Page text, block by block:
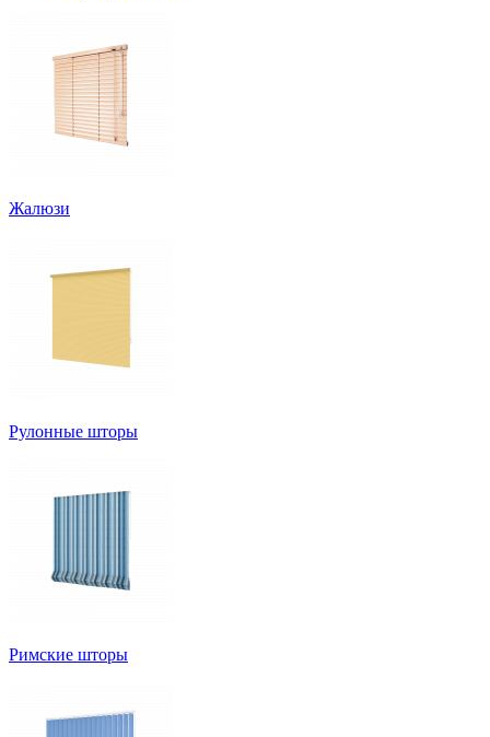
Жалюзи
Рулонные шторы
Римские шторы